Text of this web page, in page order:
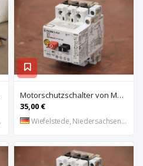
Motorschutzschalter von Moeller – PKZM 1-0,4
35,00 €
Wiefelstede, Niedersachsen, DE